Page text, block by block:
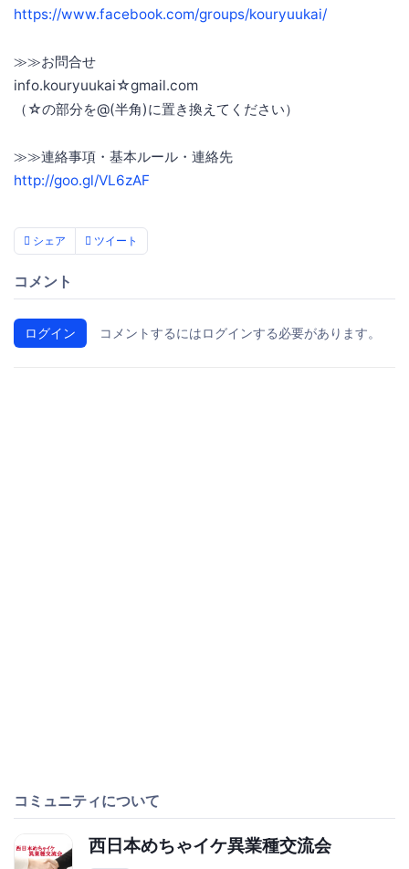
https://www.facebook.com/groups/kouryuukai/
≫≫お問合せ
info.kouryuukai☆gmail.com
（☆の部分を@(半角)に置き換えてください）
≫≫連絡事項・基本ルール・連絡先
http://goo.gl/VL6zAF
シェア ツイート
コメント
ログイン コメントするにはログインする必要があります。
コミュニティについて
西日本めちゃイケ異業種交流会